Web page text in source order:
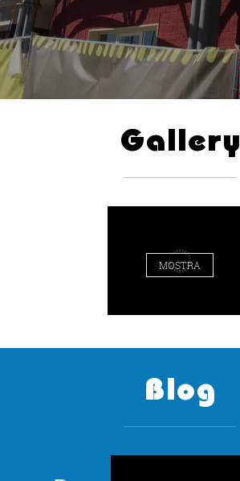
Gallery
MOSTRA
Blog